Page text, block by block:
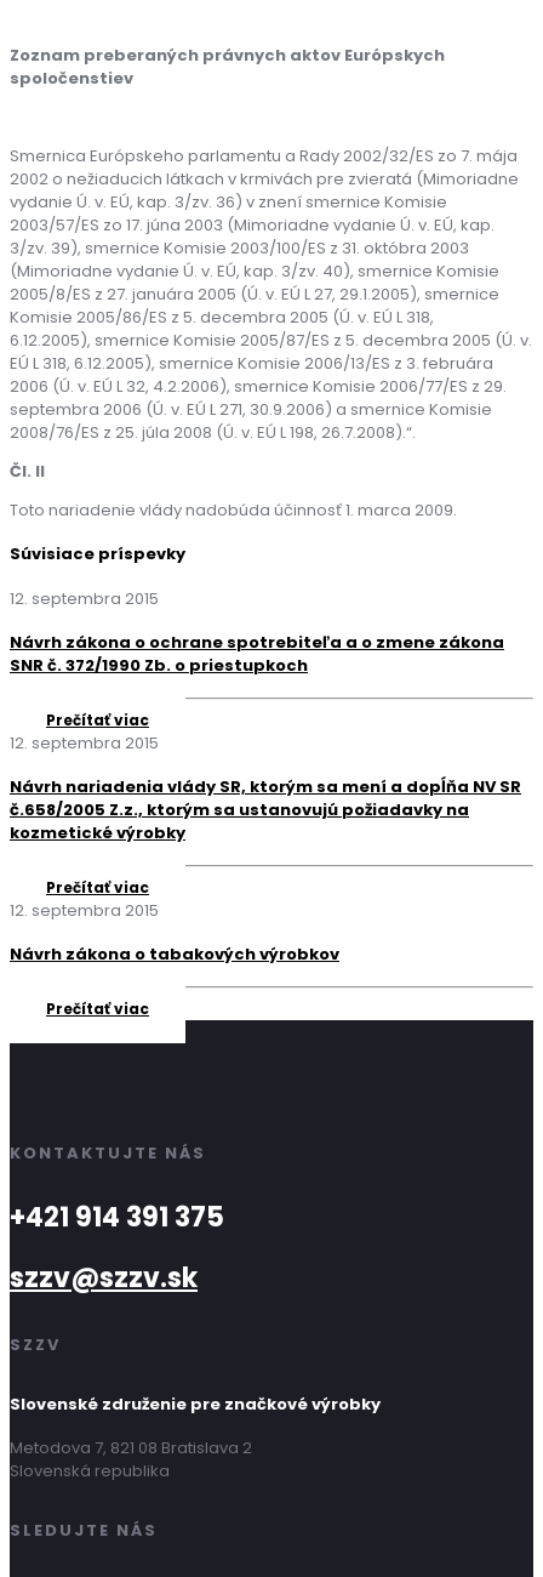
Zoznam preberaných právnych aktov Európskych
spoločenstiev
Smernica Európskeho parlamentu a Rady 2002/32/ES zo 7. mája
2002 o nežiaducich látkach v krmivách pre zvieratá (Mimoriadne
vydanie Ú. v. EÚ, kap. 3/zv. 36) v znení smernice Komisie
2003/57/ES zo 17. júna 2003 (Mimoriadne vydanie Ú. v. EÚ, kap.
3/zv. 39), smernice Komisie 2003/100/ES z 31. októbra 2003
(Mimoriadne vydanie Ú. v. EÚ, kap. 3/zv. 40), smernice Komisie
2005/8/ES z 27. januára 2005 (Ú. v. EÚ L 27, 29.1.2005), smernice
Komisie 2005/86/ES z 5. decembra 2005 (Ú. v. EÚ L 318,
6.12.2005), smernice Komisie 2005/87/ES z 5. decembra 2005 (Ú. v.
EÚ L 318, 6.12.2005), smernice Komisie 2006/13/ES z 3. februára
2006 (Ú. v. EÚ L 32, 4.2.2006), smernice Komisie 2006/77/ES z 29.
septembra 2006 (Ú. v. EÚ L 271, 30.9.2006) a smernice Komisie
2008/76/ES z 25. júla 2008 (Ú. v. EÚ L 198, 26.7.2008).“.
Čl. II
Toto nariadenie vlády nadobúda účinnosť 1. marca 2009.
Súvisiace príspevky
12. septembra 2015
Návrh zákona o ochrane spotrebiteľa a o zmene zákona
SNR č. 372/1990 Zb. o priestupkoch
Prečítať viac
12. septembra 2015
Návrh nariadenia vlády SR, ktorým sa mení a dopĺňa NV SR
č.658/2005 Z.z., ktorým sa ustanovujú požiadavky na
kozmetické výrobky
Prečítať viac
12. septembra 2015
Návrh zákona o tabakových výrobkov
Prečítať viac
KONTAKTUJTE NÁS
+421 914 391 375
szzv@szzv.sk
SZZV
Slovenské združenie pre značkové výrobky
Metodova 7, 821 08 Bratislava 2
Slovenská republika
SLEDUJTE NÁS